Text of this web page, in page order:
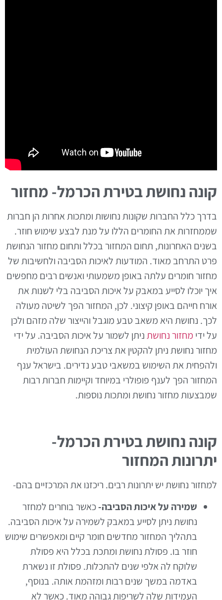
קונה נחושת בטירת הכרמל- מחזור
בדרך כלל החברות שקונות נחושות ומתכות אחרות הן חברות
שממחזרות את החומרים הללו על מנת לבצע שימוש חוזר.
בשנים האחרונות, תחום המחזור בכלל ותחום מחזור הנחושת
פרט התרחב מאוד. המודעות לאיכות הסביבה ולחשיבות של
מחזור חומרים עלתה באופן משמעותי ואנשים רבים מחפשים
איך יוכלו לסייע במאבק על איכות הסביבה בלי לשנות את
אורח חייהם באופן קיצוני. לכן, המחזור הפך לשיטה מעולה
לכך. נחושת היא משאב טבע מוגבל והייצור שלה מזהם ולכן
על ידי מחזור נחושתניתן לשמור על איכות הסביבה. על ידי
מחזור נחושת ניתן להקטין את צריכת הנחושת העולמית
ולהפחית את השימוש במשאבי טבע נדירים. בישראל ענף
המחזור הפך לענף פופולרי במיוחד וקיימות חברות רבות
שמבצעות מחזור נחושת ומתכות נוספות.
קונה נחושת בטירת הכרמל-
יתרונות המחזור
למחזור נחושת יש יתרונות רבים. ריכזנו את המרכזיים בהם-
שמירה על איכות הסביבה-כאשר בוחרים למחזר
נחושת ניתן לסייע במאבק לשמירה על איכות הסביבה.
בתהליך המחזור מחדשים חומר קיים ומאפשרים שימוש
חוזר בו. פסולת נחושת ומתכת בכלל היא פסולת
שלוקח לה אלפי שנים להתכלות. פסולת זו נשארת
באדמה במשך שנים רבות ומזהמת אותה. בנוסף,
העמידות שלה לשריפות גבוהה מאוד. כאשר לא